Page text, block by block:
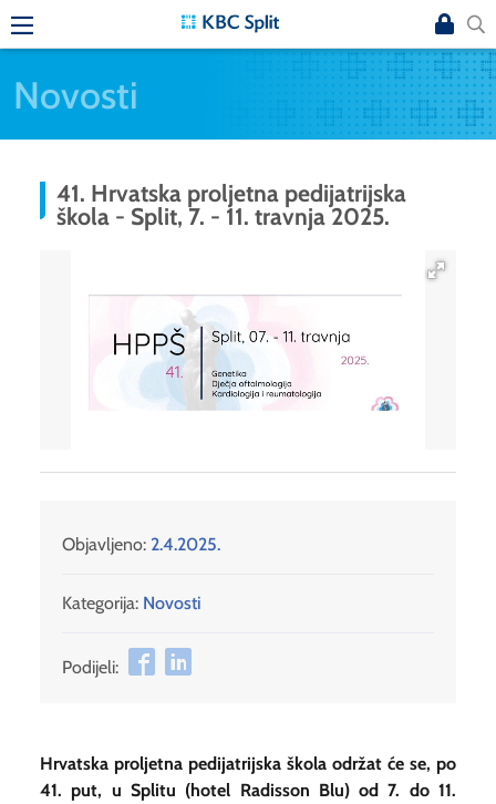
Novosti
41. Hrvatska proljetna pedijatrijska
škola - Split, 7. - 11. travnja 2025.
Objavljeno: 2.4.2025.
Kategorija: Novosti
Podijeli:
Hrvatska proljetna pedijatrijska škola održat će se, po
41. put, u Splitu (hotel Radisson Blu) od 7. do 11.